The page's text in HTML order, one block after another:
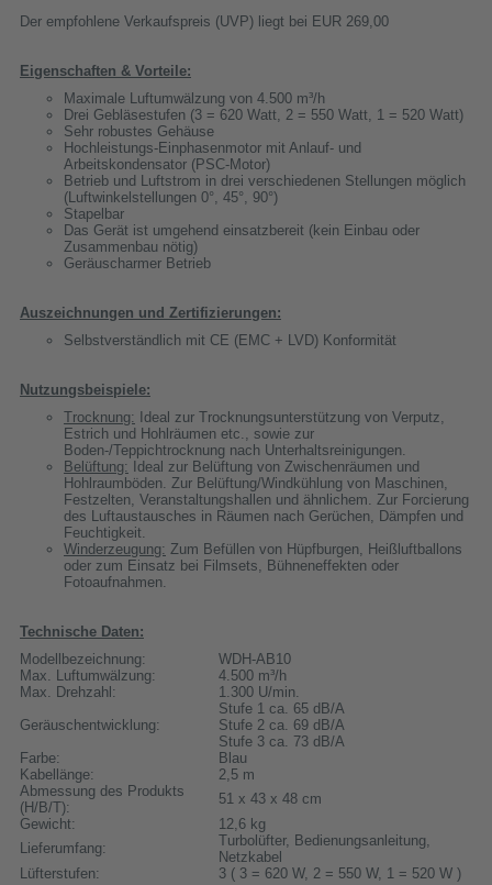
Der empfohlene Verkaufspreis (UVP) liegt bei EUR 269,00
Eigenschaften & Vorteile:
Maximale Luftumwälzung von 4.500 m³/h
Drei Gebläsestufen (3 = 620 Watt, 2 = 550 Watt, 1 = 520 Watt)
Sehr robustes Gehäuse
Hochleistungs-Einphasenmotor mit Anlauf- und
Arbeitskondensator (PSC-Motor)
Betrieb und Luftstrom in drei verschiedenen Stellungen möglich
(Luftwinkelstellungen 0°, 45°, 90°)
Stapelbar
Das Gerät ist umgehend einsatzbereit (kein Einbau oder
Zusammenbau nötig)
Geräuscharmer Betrieb
Auszeichnungen und Zertifizierungen:
Selbstverständlich mit CE (EMC + LVD) Konformität
Nutzungsbeispiele:
Trocknung: Ideal zur Trocknungsunterstützung von Verputz,
Estrich und Hohlräumen etc., sowie zur
Boden-/Teppichtrocknung nach Unterhaltsreinigungen.
Belüftung: Ideal zur Belüftung von Zwischenräumen und
Hohlraumböden. Zur Belüftung/Windkühlung von Maschinen,
Festzelten, Veranstaltungshallen und ähnlichem. Zur Forcierung
des Luftaustausches in Räumen nach Gerüchen, Dämpfen und
Feuchtigkeit.
Winderzeugung: Zum Befüllen von Hüpfburgen, Heißluftballons
oder zum Einsatz bei Filmsets, Bühneneffekten oder
Fotoaufnahmen.
Technische Daten:
Modellbezeichnung:
WDH-AB10
Max. Luftumwälzung:
4.500 m³/h
Max. Drehzahl:
1.300 U/min.
Geräuschentwicklung:
Stufe 1 ca. 65 dB/A
Stufe 2 ca. 69 dB/A
Stufe 3 ca. 73 dB/A
Farbe:
Blau
Kabellänge:
2,5 m
Abmessung des Produkts
(H/B/T):
51 x 43 x 48 cm
Gewicht:
12,6 kg
Lieferumfang:
Turbolüfter, Bedienungsanleitung,
Netzkabel
Lüfterstufen:
3 ( 3 = 620 W, 2 = 550 W, 1 = 520 W )